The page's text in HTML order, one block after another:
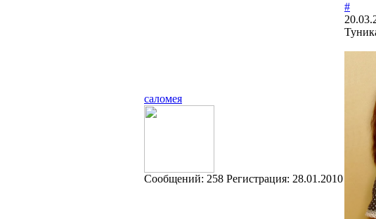
саломея
Cообщений: 258 Регистрация: 28.01.2010
#